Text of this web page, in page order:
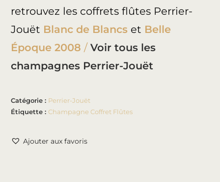
retrouvez les coffrets flûtes Perrier-
Jouët Blanc de Blancs et Belle
Époque 2008 /Voir tous les
champagnes Perrier-Jouët
Catégorie : Perrier-Jouët
Étiquette :Champagne Coffret Flûtes
Ajouter aux favoris